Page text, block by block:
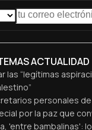
ACTUALIDAD
las “legítimas
personales de
por la paz que
'entre bambalinas':